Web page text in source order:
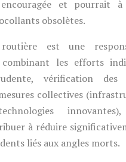
et pourrait
obsolètes.
est une
les efforts
vérification des
collectives
à réduire
liés aux angles morts.